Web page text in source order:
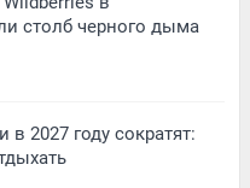
столб черного дыма
2027 году сократят: